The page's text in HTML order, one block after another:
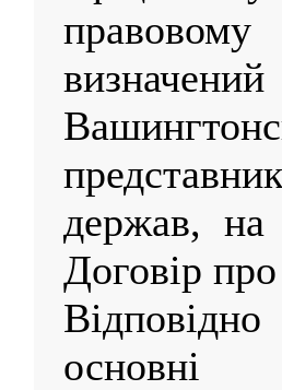
держав, на
Договір